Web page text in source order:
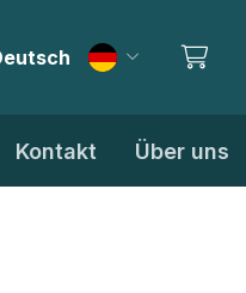
Kontakt Über uns